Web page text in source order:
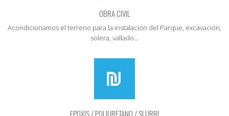
OBRA CIVIL
Acondicionamos el terreno para la instalación del Parque, excavación,
solera, vallado...
EPOXIS / POLIURETANO / SLURRI